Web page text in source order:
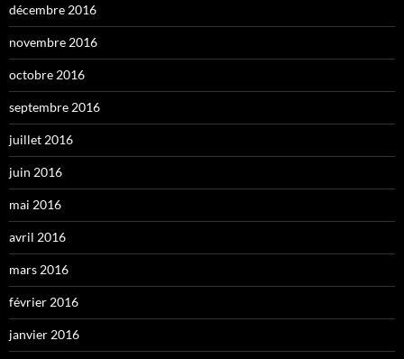
décembre 2016
novembre 2016
octobre 2016
septembre 2016
juillet 2016
juin 2016
mai 2016
avril 2016
mars 2016
février 2016
janvier 2016